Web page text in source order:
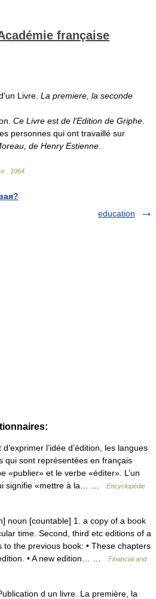
française
Livre. La premiere, la seconde
Ce Livre est de l'Edition de Griphe
personnes qui ont travaillé sur
de Henry Estienne
1964
education
l’idée d’édition, les langues
qui sont représentées en français
«publier» et le verbe «éditer». L’un
signifie «mettre à la… …
Encyclopédie
noun [countable] 1. a copy of a book
time. Second, third etc editions of a
to the previous book: • These chapters
• A new edition… …
Financial and
d un livre. La première, la